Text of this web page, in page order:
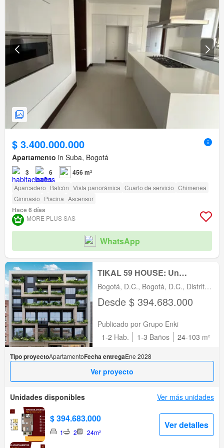
$ 3.400.000.000
Apartamento in Suba, Bogotá
3 6 456 m²
Aparcadero Balcón Vista panorámica Cuarto de servicio Chimenea
Gimnasio Piscina Ascensor
Hace 6 días
MORE PLUS SAS
WhatsApp
TIKAL 59 HOUSE: Un
proyecto único en el corazón
de Bogotá
Bogotá, D.C., Bogotá, D.C., Distrito
Capital
Desde $ 394.683.000
Publicado por Grupo Enki
1-2 Hab. 1-3 Baños 24-103 m²
Tipo proyectoApartamentoFecha entregaEne 2028
Ver proyecto
Unidades disponibles Ver más unidades
$ 394.683.000
1 2 24m²
Ver detalles